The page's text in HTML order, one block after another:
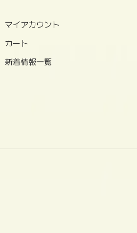
マイアカウント
カート
新着情報一覧